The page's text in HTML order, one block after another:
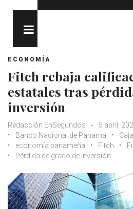
ECONOMÍA
Fitch rebaja
estatales tras
inversión
Redacción EnSegundos 5 abril,
Banco Nacional de Panamá
economía panameña
Fitch
Pérdida de grado de inversión